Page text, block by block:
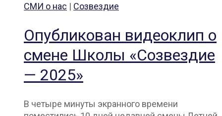
СМИ о нас | Созвездие
Опубликован видеоклип о
смене Школы «Созвездие
— 2025»
В четыре минуты экранного времени